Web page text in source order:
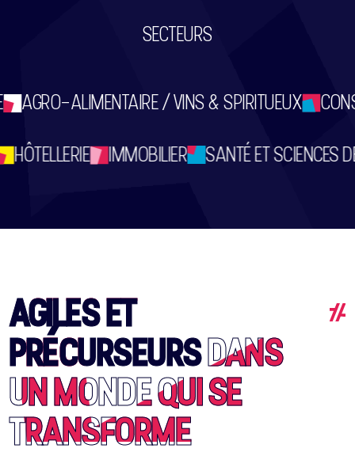
SECTEURS
AGRO-ALIMENTAIRE / VINS & SPIRITUEUX
HÔTELLERIE IMMOBILIER SANTÉ ET SCIENCES
AGILES ET
PRÉCURSEURSDANS
UN MONDE QUI SE
TRANSFORME